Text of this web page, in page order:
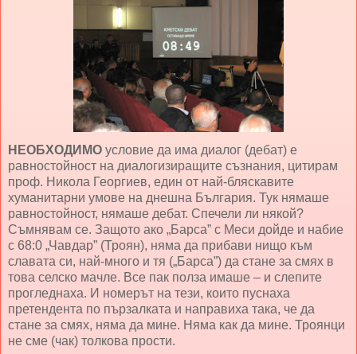
НЕОБХОДИМО условие да има диалог (дебат) е
равностойност на диалогизиращите съзнания, цитирам
проф. Никола Георгиев, един от най-бляскавите
хуманитарни умове на днешна България. Тук нямаше
равностойност, нямаше дебат. Спечели ли някой?
Съмнявам се. Защото ако „Барса” с Меси дойде и набие
с 68:0 „Чавдар” (Троян), няма да прибави нищо към
славата си, най-много и тя („Барса”) да стане за смях в
това селско мачле. Все пак полза имаше – и слепите
прогледнаха. И номерът на тези, които пуснаха
претендента по пързалката и направиха така, че да
стане за смях, няма да мине. Няма как да мине. Троянци
не сме (чак) толкова прости.